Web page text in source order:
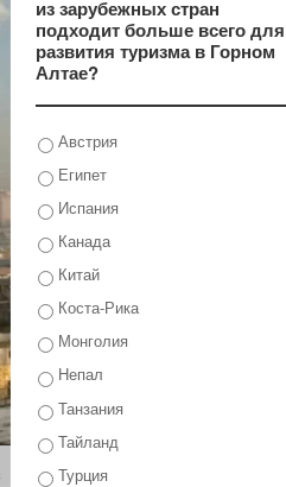
из зарубежных стран
подходит больше всего для
развития туризма в Горном
Алтае?
Австрия
Египет
Испания
Канада
Китай
Коста-Рика
Монголия
Непал
Танзания
Тайланд
Турция